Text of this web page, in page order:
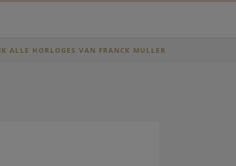
ALLE HORLOGES VAN FRANCK MULLER